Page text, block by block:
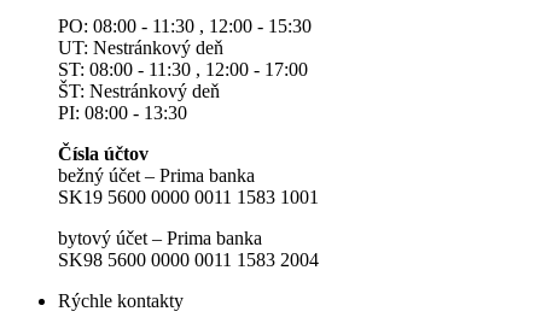
PO: 08:00 - 11:30 , 12:00 - 15:30
UT: Nestránkový deň
ST: 08:00 - 11:30 , 12:00 - 17:00
ŠT: Nestránkový deň
PI: 08:00 - 13:30
Čísla účtov
bežný účet – Prima banka
SK19 5600 0000 0011 1583 1001
bytový účet – Prima banka
SK98 5600 0000 0011 1583 2004
Rýchle kontakty